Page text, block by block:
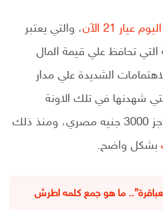
21 الآن
، والتي يعتبر
التي تحافظ علي قيمة المال
الشديدة علي مدار
شهدنها في تلك الاونة
الاخيرة، حيث تخطي عيار 18 حاجز 3000 جنيه مصري، ومنذ ذلك
بشكل واضح.
ما هو جمع كلمه اطرش